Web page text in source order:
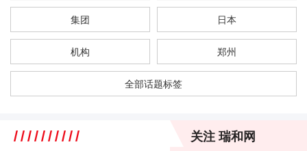
集团 日本
机构 郑州
全部话题标签
关注 瑞和网